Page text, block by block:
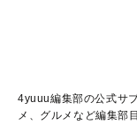
4yuuu編集部の公式サ
メ、グルメなど編集部